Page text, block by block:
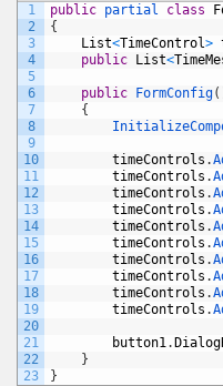
1
2
3
4
5
6
7
8
9
10
11
12
13
14
15
16
17
18
19
20
21
22
23
public partial class
{
List<TimeControl>
public
List<
public FormConfig(
{
timeControls .
timeControls .
timeControls .
timeControls .
timeControls .
timeControls .
timeControls .
timeControls .
timeControls .
timeControls .
button1.
}
}